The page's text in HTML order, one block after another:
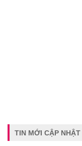
TIN MỚI CẬP NHẬT